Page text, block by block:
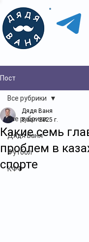
Пост
Все рубрики
Дядя Ваня
Футбол
КФФ
Все рубрики
Какие семь
проблем в
спорте
Дядя Ваня
8 авг. 2025 г.